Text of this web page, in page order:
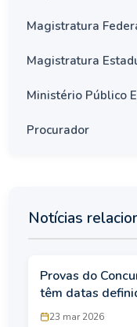
Magistratura
Magistratura
Ministério Público
Procurador
Notícias
Provas do
têm datas
como será a
23 mar 2026